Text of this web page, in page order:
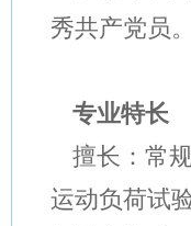
秀共产党员
专业特长
擅长：常
运动负荷试